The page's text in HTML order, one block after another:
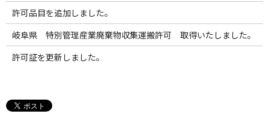
許可品目を追加しました。
岐阜県 特別管理産業廃棄物収集運搬許可 取得いたしました。
許可証を更新しました。